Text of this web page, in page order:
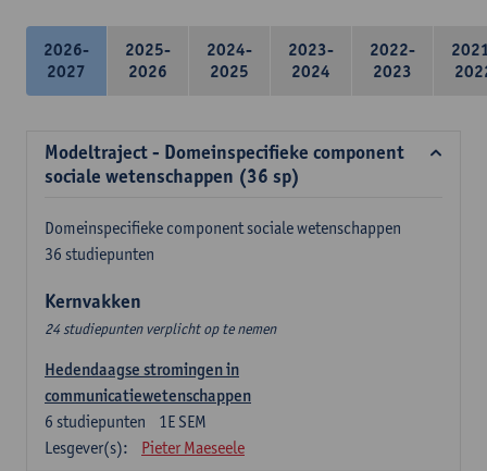
2026-
2027
2025-
2026
2024-
2025
2023-
2024
2022-
2023
Modeltraject - Domeinspecifieke component
sociale wetenschappen (36 sp)
Domeinspecifieke component sociale wetenschappen
36 studiepunten
Kernvakken
24 studiepunten verplicht op te nemen
Hedendaagse stromingen in
communicatiewetenschappen
1E SEM
6 studiepunten
Lesgever(s):
Pieter Maeseele